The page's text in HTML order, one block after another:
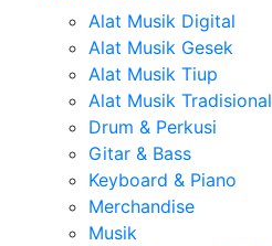
Alat Musik Digital
Alat Musik Gesek
Alat Musik Tiup
Alat Musik Tradisional
Drum & Perkusi
Gitar & Bass
Keyboard & Piano
Merchandise
Musik